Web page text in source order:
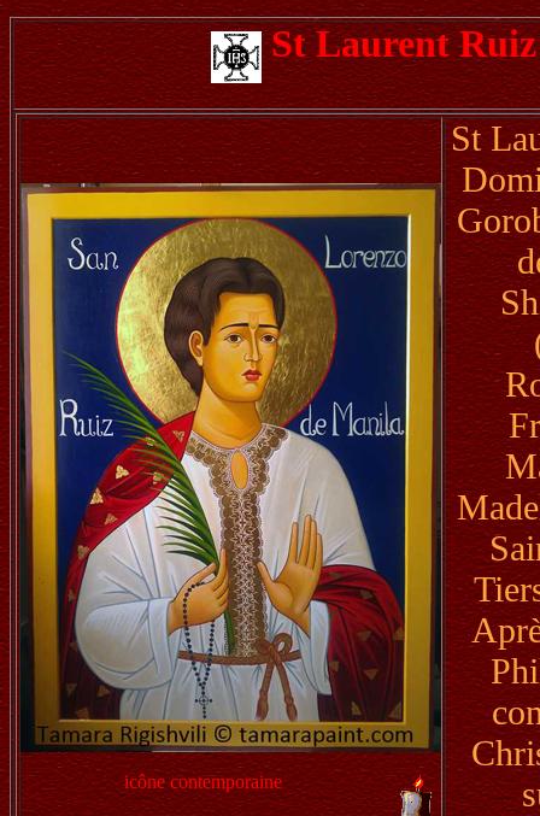
St Laurent
icône contemporaine
St